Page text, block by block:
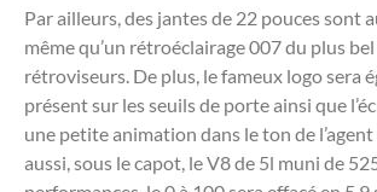
Par ailleurs, des jantes de 22 pouces sont
même qu’un rétroéclairage 007 du plus
rétroviseurs. De plus, le fameux logo sera
présent sur les seuils de porte ainsi que
une petite animation dans le ton de
aussi, sous le capot, le V8 de 5l muni de